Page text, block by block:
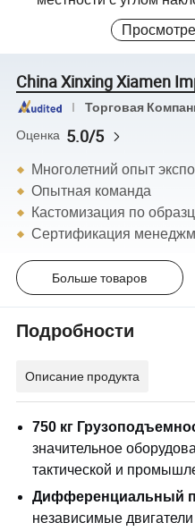
China Xinxing Xiamen
Торговая
Оценка 5.0/5
Многолетний опыт
Опытная команда
Кастомизация по
Сертификация
Больше товаров
Подробности
Описание продукта
750 кг
значительное
тактической и
Дифференциальный
независимые